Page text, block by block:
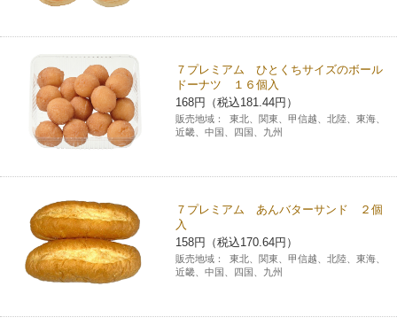
ファクス
チケット
スポーツ振興くじ
行政サービス
保険
ご利用可能なお支払い方法
各種料金のお支払い
レジでApple Accountにチャージ
オンラインフォトサービス
コインランドリー（店舗限定）
イープラス
CNプレイガイド
セブンネットショッピング
沿革
国内店舗数
セブン‐イレブンの海外事業
データで見るセブン‐イレブン
セブン‐イレブンの「商品力」
GREEN CHALLENGE 2050
4VISIONS
サステナビリティレポート
報告書ライブラリー
店舗検索
ネットショッピング
お問い合わせ
Language
English (Corporate)
简体中文(服务)
한국어(서비스)
ภาษาไทย(บริการ)
７プレミアム ひとくちサイズのボール
ドーナツ １６個入
168円（税込181.44円）
販売地域：
東北、関東、甲信越、北陸、東海、
近畿、中国、四国、九州
７プレミアム あんバターサンド ２個
入
158円（税込170.64円）
販売地域：
東北、関東、甲信越、北陸、東海、
近畿、中国、四国、九州